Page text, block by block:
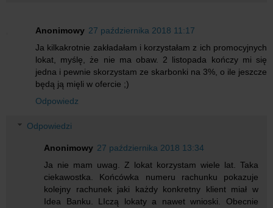
Anonimowy 27 października 2018 11:17
Ja kilkakrotnie zakładałam i korzystałam z ich promocyjnych
lokat, myślę, że nie ma obaw. 2 listopada kończy mi się
jedna i pewnie skorzystam ze skarbonki na 3%, o ile jeszcze
będą ją mięli w ofercie ;)
Odpowiedz
Odpowiedzi
Anonimowy 27 października 2018 13:34
Ja nie mam uwag. Z lokat korzystam wiele lat. Taka
ciekawostka. Końcówka numeru rachunku pokazuje
kolejny rachunek jaki każdy konkretny klient miał w
Idea Banku. LIczą lokaty a nawet wnioski. Obecnie